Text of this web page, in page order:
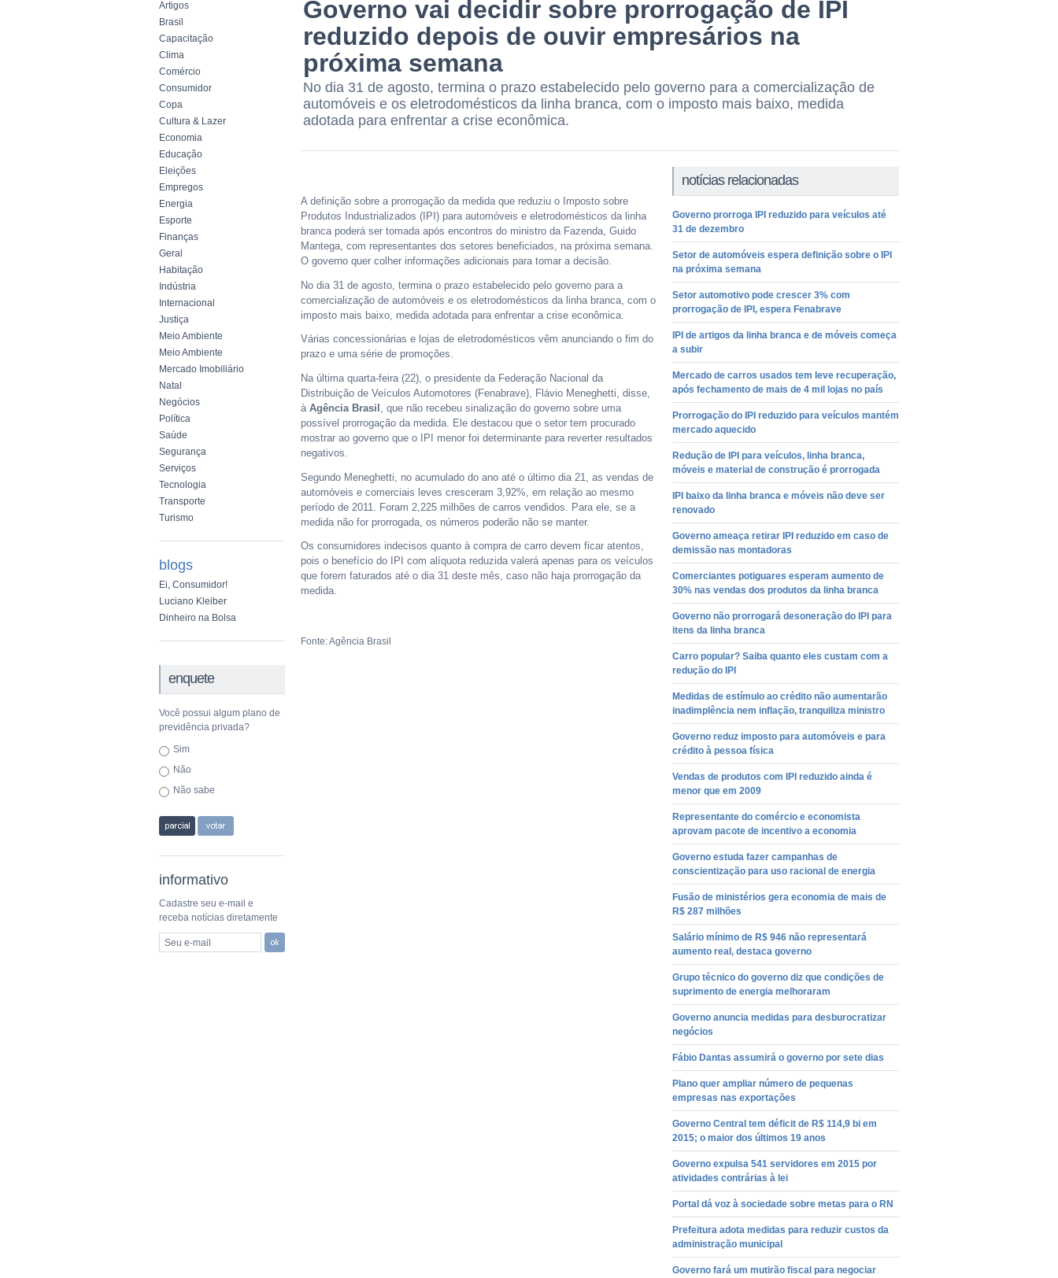
Artigos
Brasil
Capacitação
Clima
Comércio
Consumidor
Copa
Cultura & Lazer
Economia
Educação
Eleições
Empregos
Energia
Esporte
Finanças
Geral
Habitação
Indústria
Internacional
Justiça
Meio Ambiente
Meio Ambiente
Mercado Imobiliário
Natal
Negócios
Política
Saúde
Segurança
Serviços
Tecnologia
Transporte
Turismo
blogs
Ei, Consumidor!
Luciano Kleiber
Dinheiro na Bolsa
enquete
Você possui algum plano de
previdência privada?
Sim
Não
Não sabe
informativo
Cadastre seu e-mail e
receba notícias diretamente
Seu e-mail
Governo vai decidir sobre prorrogação de IPI
reduzido depois de ouvir empresários na
próxima semana
No dia 31 de agosto, termina o prazo estabelecido pelo governo para a comercialização de
automóveis e os eletrodomésticos da linha branca, com o imposto mais baixo, medida
adotada para enfrentar a crise econômica.
notícias relacionadas
Governo prorroga IPI reduzido para veículos até
31 de dezembro
Setor de automóveis espera definição sobre o IPI
na próxima semana
Setor automotivo pode crescer 3% com
prorrogação de IPI, espera Fenabrave
IPI de artigos da linha branca e de móveis começa
a subir
Mercado de carros usados tem leve recuperação,
após fechamento de mais de 4 mil lojas no país
Prorrogação do IPI reduzido para veículos mantém
mercado aquecido
Redução de IPI para veículos, linha branca,
móveis e material de construção é prorrogada
IPI baixo da linha branca e móveis não deve ser
renovado
Governo ameaça retirar IPI reduzido em caso de
demissão nas montadoras
Comerciantes potiguares esperam aumento de
30% nas vendas dos produtos da linha branca
Governo não prorrogará desoneração do IPI para
itens da linha branca
Carro popular? Saiba quanto eles custam com a
redução do IPI
Medidas de estímulo ao crédito não aumentarão
inadimplência nem inflação, tranquiliza ministro
Governo reduz imposto para automóveis e para
crédito à pessoa física
Vendas de produtos com IPI reduzido ainda é
menor que em 2009
Representante do comércio e economista
aprovam pacote de incentivo a economia
Governo estuda fazer campanhas de
conscientização para uso racional de energia
Fusão de ministérios gera economia de mais de
R$ 287 milhões
Salário mínimo de R$ 946 não representará
aumento real, destaca governo
Grupo técnico do governo diz que condições de
suprimento de energia melhoraram
Governo anuncia medidas para desburocratizar
negócios
Fábio Dantas assumirá o governo por sete dias
Plano quer ampliar número de pequenas
empresas nas exportações
Governo Central tem déficit de R$ 114,9 bi em
2015; o maior dos últimos 19 anos
Governo expulsa 541 servidores em 2015 por
atividades contrárias à lei
Portal dá voz à sociedade sobre metas para o RN
Prefeitura adota medidas para reduzir custos da
administração municipal
Governo fará um mutirão fiscal para negociar
A definição sobre a prorrogação da medida que reduziu o Imposto sobre
Produtos Industrializados (IPI) para automóveis e eletrodomésticos da linha
branca poderá ser tomada após encontros do ministro da Fazenda, Guido
Mantega, com representantes dos setores beneficiados, na próxima semana.
O governo quer colher informações adicionais para tomar a decisão.
No dia 31 de agosto, termina o prazo estabelecido pelo governo para a
comercialização de automóveis e os eletrodomésticos da linha branca, com o
imposto mais baixo, medida adotada para enfrentar a crise econômica.
Várias concessionárias e lojas de eletrodomésticos vêm anunciando o fim do
prazo e uma série de promoções.
Na última quarta-feira (22), o presidente da Federação Nacional da
Distribuição de Veículos Automotores (Fenabrave), Flávio Meneghetti, disse,
à Agência Brasil , que não recebeu sinalização do governo sobre uma
possível prorrogação da medida. Ele destacou que o setor tem procurado
mostrar ao governo que o IPI menor foi determinante para reverter resultados
negativos.
Segundo Meneghetti, no acumulado do ano até o último dia 21, as vendas de
automóveis e comerciais leves cresceram 3,92%, em relação ao mesmo
período de 2011. Foram 2,225 milhões de carros vendidos. Para ele, se a
medida não for prorrogada, os números poderão não se manter.
Os consumidores indecisos quanto à compra de carro devem ficar atentos,
pois o benefício do IPI com alíquota reduzida valerá apenas para os veículos
que forem faturados até o dia 31 deste mês, caso não haja prorrogação da
medida.
Fonte: Agência Brasil